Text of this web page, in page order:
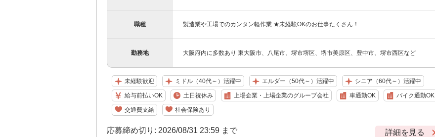
職種 製造業や工場でのカンタン軽作業 ★未経験OKのお仕事たくさん！
勤務地 大阪府内に多数あり 東大阪市、八尾市、堺市堺区、堺市美原区、豊中市、堺市西区など
未経験歓迎 ミドル（40代～）活躍中 エルダー（50代～）活躍中 シニア（60代～）活躍中
給与前払いOK 土日祝休み 上場企業・上場企業のグループ会社 車通勤OK バイク通勤OK
交通費支給 社会保険あり
応募締め切り: 2026/08/31 23:59 まで 詳細を見る